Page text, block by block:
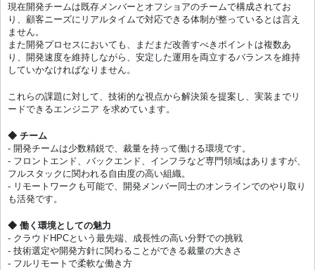
現在開発チームは既存メンバーとオフショアのチームで構成されてお
り、顧客ニーズにリアルタイムで対応できる体制が整っているとは言え
ません。
また開発プロセスにおいても、まだまだ改善すべきポイントは複数あ
り、開発速度を維持しながら、安定した運用を両立するバランスを維持
していかなければなりません。
これらの課題に対して、技術的な視点から解決策を提案し、実装までリ
ードできるエンジニア を求めています。
◆ チーム
- 開発チームは少数精鋭で、裁量を持って働ける環境です。
- フロントエンド、バックエンド、インフラなど専門領域はありますが、
フルスタックに関われる自由度の高い組織。
- リモートワークも可能で、開発メンバー同士のオンラインでのやり取り
も活発です。
◆ 働く環境としての魅力
- クラウドHPCという最先端、成長性の高い分野での挑戦
- 技術選定や開発方針に関わることができる裁量の大きさ
- フルリモートで柔軟な働き方